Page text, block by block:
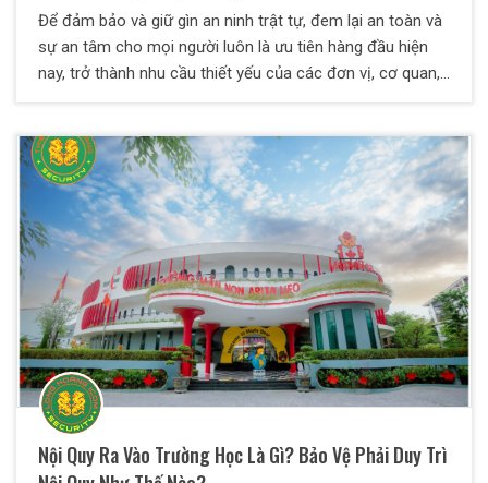
Để đảm bảo và giữ gìn an ninh trật tự, đem lại an toàn và
sự an tâm cho mọi người luôn là ưu tiên hàng đầu hiện
nay, trở thành nhu cầu thiết yếu của các đơn vị, cơ quan,
xuất hiện một loại hình dịch vụ đó là dịch vụ bảo vệ.
Nội Quy Ra Vào Trường Học Là Gì? Bảo Vệ Phải Duy Trì